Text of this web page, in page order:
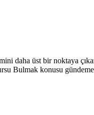
daha üst bir noktaya
Bulmak konusu